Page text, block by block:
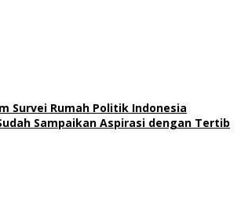
Survei Rumah Politik Indonesia
Sampaikan Aspirasi dengan Tertib